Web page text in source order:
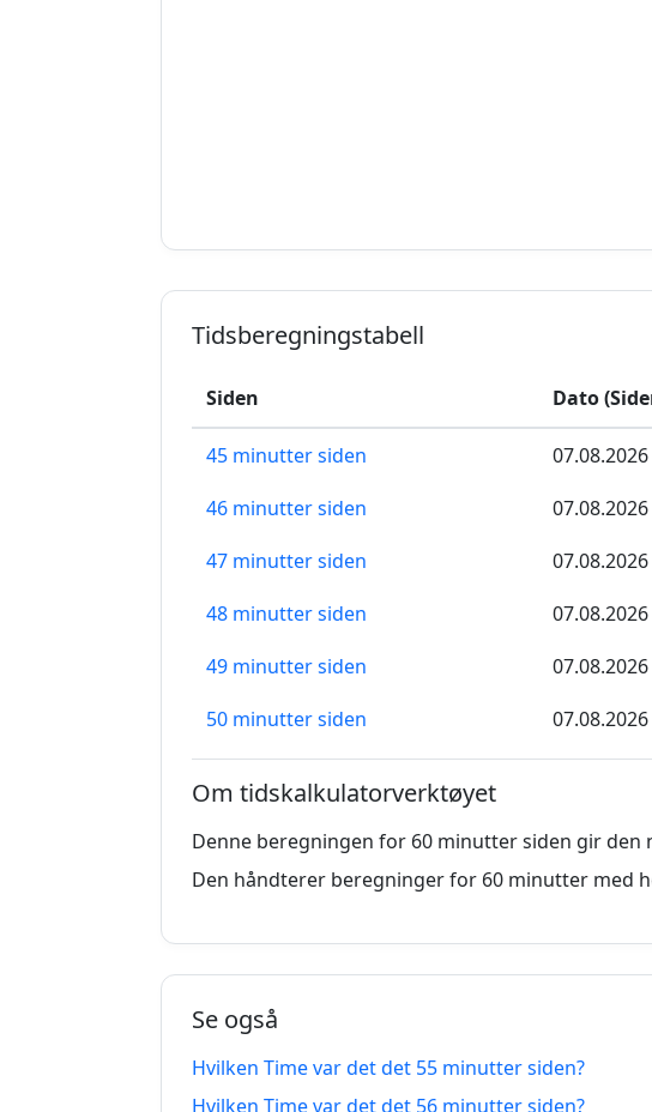
Tidsberegningstabell
Siden Dato
45 minutter siden 07.08.2026
46 minutter siden
07.08.2026
47 minutter siden
07.08.2026
48 minutter siden
07.08.2026
49 minutter siden
07.08.2026
50 minutter siden
07.08.2026
53 minutter siden
07.08.2026
55 minutter siden
07.08.2026
56 minutter siden
Om tidskalkulatorverktøyet
Denne beregningen for 60 minutter siden gir den
Den håndterer beregninger for 60 minutter med
Se også
Hvilken Time var det det 55 minutter siden?
Hvilken Time var det det 56 minutter siden?